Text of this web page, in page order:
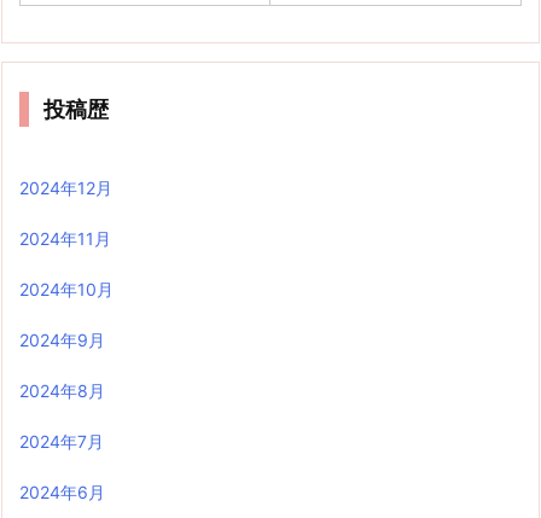
投稿歴
2024年12月
2024年11月
2024年10月
2024年9月
2024年8月
2024年7月
2024年6月